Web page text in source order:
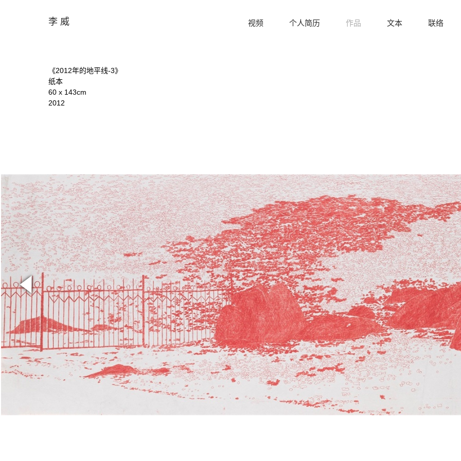
李 威 视频 个人简历 作品 文本 联络
《2012年的地平线-3》
纸本
60 x 143cm
2012